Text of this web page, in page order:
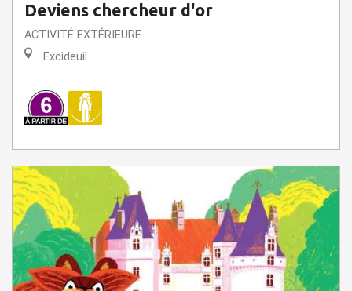
Deviens chercheur d'or
ACTIVITÉ EXTÉRIEURE
Excideuil